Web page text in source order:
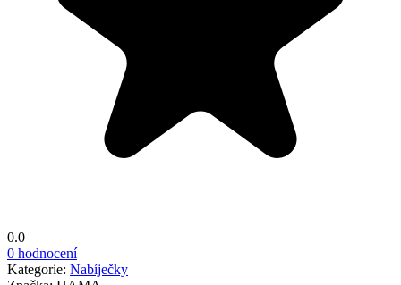
0.0
0 hodnocení
Kategorie: Nabíječky